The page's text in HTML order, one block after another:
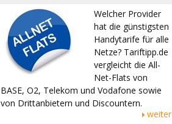
Welcher Provider
hat die günstigsten
Handytarife für alle
Netze? Tariftipp.de
vergleicht die All-
Net-Flats von
BASE, O2, Telekom und Vodafone sowie
von Drittanbietern und Discountern.
weiter